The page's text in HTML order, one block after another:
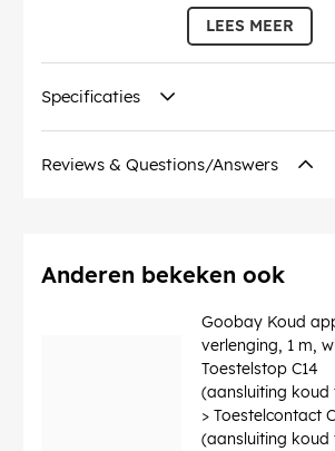
kabelstructuur: getwist paar kabel
Lengtespecificatie van de
op de overmoulded slimline-
AWG: 26/7 (stranded)
Buigradius >: 46.4 mm
Diameter kabelmantel (ca.): 5.5 mm
Identificaties: WEEE, CE
Bedrijfstemperatuur vanaf: 0 °C
: 100 MHz
: dubbelzijdig
: Ronde kabel
Kabelmantel, materiaal: PVC
Binnenader, materiaal: CCA (met
LEES MEER
Specificaties
Reviews & Questions/Answers
Anderen bekeken ook
Goobay Koud
verlenging, 1 m,
Toestelstop C14
(aansluiting koud
> Toestelcontact
(aansluiting koud